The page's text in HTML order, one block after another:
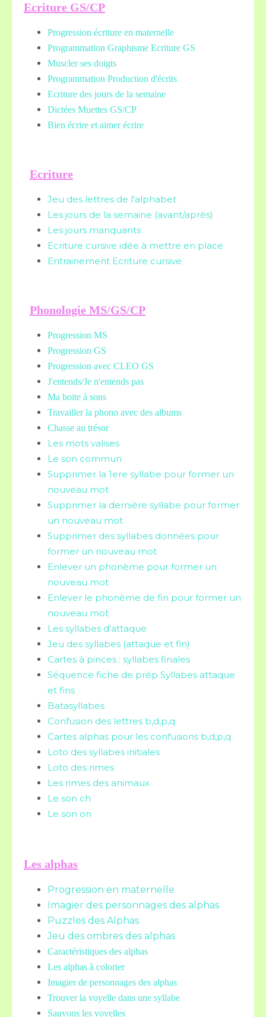
Ecriture GS/CP
Progression écriture en maternelle
Programmation Graphisme Ecriture GS
Muscler ses doigts
Programmation Production d'écrits
Ecriture des jours de la semaine
Dictées Muettes GS/CP
Bien écrire et aimer écrire
Ecriture
Jeu des lettres de l'alphabet
Les jours de la semaine (avant/après)
Les jours manquants
Ecriture cursive idée à mettre en place
Entrainement Ecriture cursive
Phonologie MS/GS/CP
Progression MS
Progression GS
Progression avec CLEO GS
J'entends/Je n'entends pas
Ma boite à sons
Travailler la phono avec des albums
Chasse au trésor
Les mots valises
Le son commun
Supprimer la 1ere syllabe pour former un
nouveau mot
Supprimer la dernière syllabe pour former
un nouveau mot
Supprimer des syllabes données pour
former un nouveau mot
Enlever un phonème pour former un
nouveau mot
Enlever le phonème de fin pour former un
nouveau mot
Les syllabes d'attaque
Jeu des syllabes (attaque et fin)
Cartes à pinces : syllabes finales
Séquence fiche de prép Syllabes attaque
et fins
Batasyllabes
Confusion des lettres b,d,p,q
Cartes alphas pour les confusions b,d,p,q
Loto des syllabes initiales
Loto des rimes
Les rimes des animaux
Le son ch
Le son on
Les alphas
Progression en maternelle
Imagier des personnages des alphas
Puzzles des Alphas
Jeu des ombres des alphas
Caractéristiques des alphas
Les alphas à colorier
Imagier de personnages des alphas
Trouver la voyelle dans une syllabe
Sauvons les voyelles